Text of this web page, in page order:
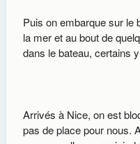
Puis on embarque sur le
la mer et au bout de
dans le bateau, certains
Arrivés à Nice, on est
pas de place pour nous.